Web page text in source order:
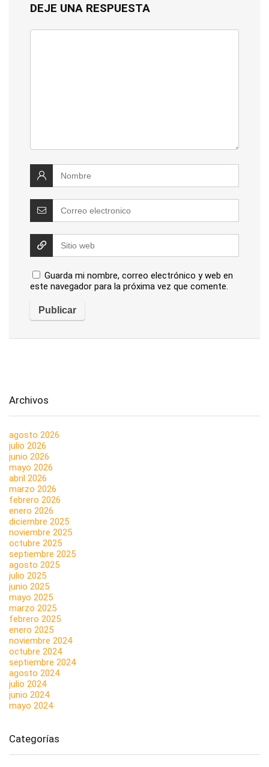
DEJE UNA RESPUESTA
Guarda mi nombre, correo electrónico y web en
este navegador para la próxima vez que comente.
Archivos
agosto 2026
julio 2026
junio 2026
mayo 2026
abril 2026
marzo 2026
febrero 2026
enero 2026
diciembre 2025
noviembre 2025
octubre 2025
septiembre 2025
agosto 2025
julio 2025
junio 2025
mayo 2025
marzo 2025
febrero 2025
enero 2025
noviembre 2024
octubre 2024
septiembre 2024
agosto 2024
julio 2024
junio 2024
mayo 2024
Categorías